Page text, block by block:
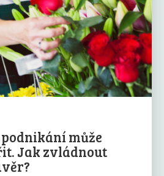
může
Jak zvládnout